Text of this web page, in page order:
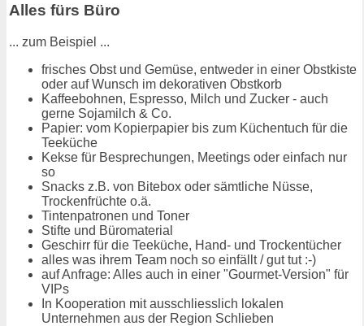
Alles fürs Büro
... zum Beispiel ...
frisches Obst und Gemüse, entweder in einer Obstkiste
oder auf Wunsch im dekorativen Obstkorb
Kaffeebohnen, Espresso, Milch und Zucker - auch
gerne Sojamilch & Co.
Papier: vom Kopierpapier bis zum Küchentuch für die
Teeküche
Kekse für Besprechungen, Meetings oder einfach nur
so
Snacks z.B. von Bitebox oder sämtliche Nüsse,
Trockenfrüchte o.ä.
Tintenpatronen und Toner
Stifte und Büromaterial
Geschirr für die Teeküche, Hand- und Trockentücher
alles was ihrem Team noch so einfällt / gut tut :-)
auf Anfrage: Alles auch in einer "Gourmet-Version" für
VIPs
In Kooperation mit ausschliesslich lokalen
Unternehmen aus der Region Schlieben